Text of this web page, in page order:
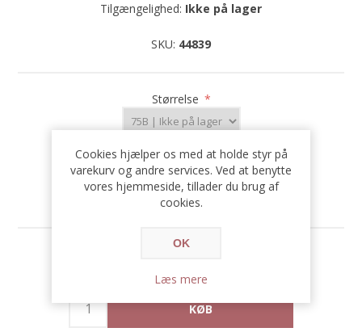
Tilgængelighed: Ikke på lager
SKU: 44839
Størrelse *
Cookies hjælper os med at holde styr på
varekurv og andre services. Ved at benytte
vores hjemmeside, tillader du brug af
cookies.
OK
Læs mere